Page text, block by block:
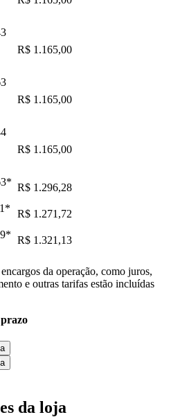
R$ 1.165,00
R$ 1.165,00
R$ 1.165,00
* R$ 1.296,28
*
R$ 1.271,72
* R$ 1.321,13
da operação, como juros,
e outras tarifas estão incluídas
da loja